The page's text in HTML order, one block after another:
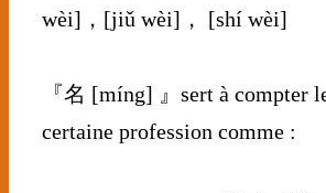
wèi]，[jiǔ wèi]， [shí wèi]
『名 [míng] 』sert à compter
certaine profession comme :